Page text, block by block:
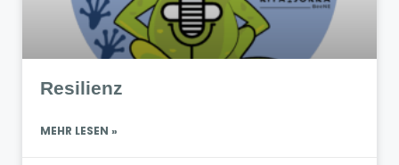
Resilienz
MEHR LESEN »